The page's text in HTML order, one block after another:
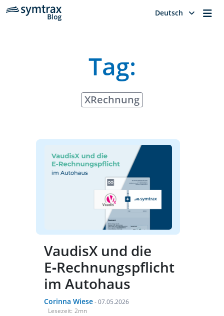
Deutsch
Tag:
XRechnung
VaudisX und die
E‑Rechnungspflicht
im Autohaus
Corinna Wiese - 07.05.2026
Lesezeit: 2mn